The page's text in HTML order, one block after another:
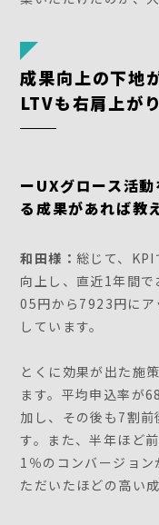
成果向上の下地
LTVも右肩上がり
ーUXグロース活
る成果があれば教
和田様：総じて、
向上し、直近1年間
05円から7923円にア
しています。
とくに効果が出た施
ます。平均申込率が
加し、その後も7割
す。また、半年ほど
1％のコンバージョ
ただいたほどの高い